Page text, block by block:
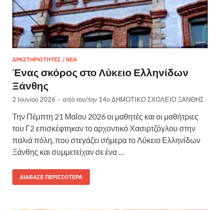
ΔΡΑΣΤΗΡΙΌΤΗΤΕΣ /ΝΈΑ
Ένας σκόρος στο Λύκειο Ελληνίδων
Ξάνθης
2 Ιουνίου 2026 - από τον/την 14ο ΔΗΜΟΤΙΚΟ ΣΧΟΛΕΙΟ ΞΑΝΘΗΣ
Την Πέμπτη 21 Μαΐου 2026 οι μαθητές και οι μαθήτριες
του Γ2 επισκέφτηκαν το αρχοντικό Χασιρτζόγλου στην
παλιά πόλη, που στεγάζει σήμερα το Λύκειο Ελληνίδων
Ξάνθης και συμμετείχαν σε ένα …
ΔΙΆΒΑΣΕ ΠΕΡΙΣΣΌΤΕΡΑ